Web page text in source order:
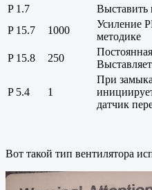
P 1.7
Выставить
P 15.7
1000
Усиление
методике
P 15.8
250
P 5.4 1
При
датчик
Вот такой тип вентилятора